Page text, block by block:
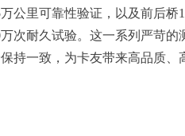
公里可靠性验证，以及前后桥
次耐久试验。这一系列严苛
持一致，为卡友带来高品质、